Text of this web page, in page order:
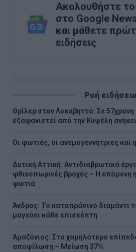
Ακολουθήστε
στο Google
και μάθετε
ειδήσεις
Ροή
Θρίλερ στον Λυκαβηττό: Σε 57χρονη
εξαφανιστεί από την Κυψέλη
Οι φωτιές, οι ανεμογεννήτριες και
Δυτική Αττική: Αντιδιαβρωτικά
φθινοπωρινές βροχές – Η επόμενη
φωτιά
Άνδρος: Το καταπράσινο διαμάντι
μαγεύει κάθε επισκέπτη
Αμαζόνιος: Στο χαμηλότερο
αποψίλωση – Μείωση 37%